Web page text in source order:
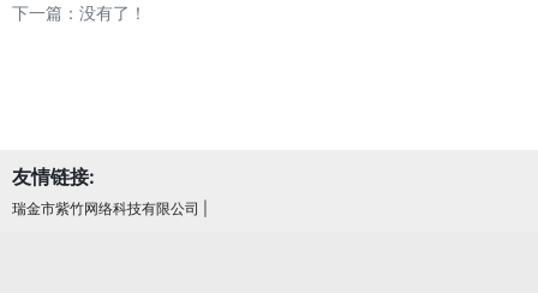
下一篇：没有了！
友情链接:
瑞金市紫竹网络科技有限公司